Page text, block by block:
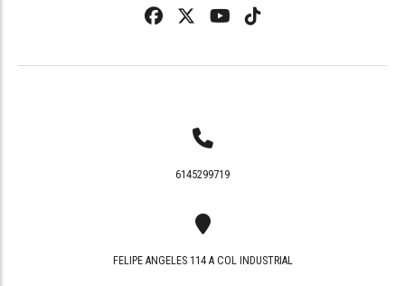
6145299719
FELIPE ANGELES 114 A COL INDUSTRIAL